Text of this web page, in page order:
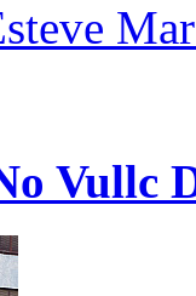
Vullc